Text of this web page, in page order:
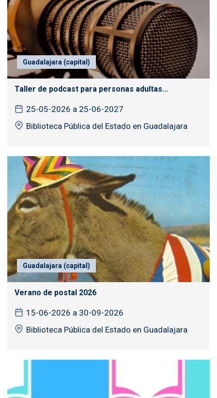
Guadalajara (capital)
Taller de podcast para personas adultas...
25-05-2026 a 25-06-2027
Biblioteca Pública del Estado en Guadalajara
Guadalajara (capital)
Verano de postal 2026
15-06-2026 a 30-09-2026
Biblioteca Pública del Estado en Guadalajara